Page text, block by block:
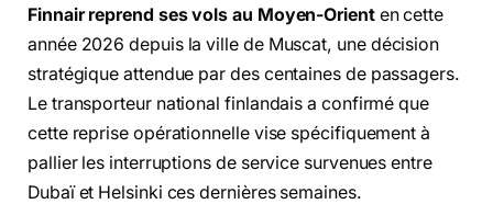
Finnair reprend ses vols au Moyen-Orienten cette
année 2026 depuis la ville de Muscat, une décision
stratégique attendue par des centaines de passagers.
Le transporteur national finlandais a confirmé que
cette reprise opérationnelle vise spécifiquement à
pallier les interruptions de service survenues entre
Dubaï et Helsinki ces dernières semaines.